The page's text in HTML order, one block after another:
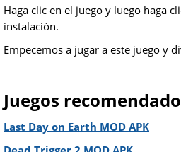
Haga clic en el juego y luego haga
instalación.
Empecemos a jugar a este juego y
Juegos
Last Day on Earth MOD APK